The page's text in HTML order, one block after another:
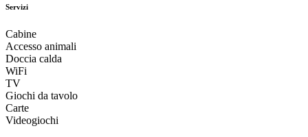
Servizi
Cabine
Accesso animali
Doccia calda
WiFi
TV
Giochi da tavolo
Carte
Videogiochi